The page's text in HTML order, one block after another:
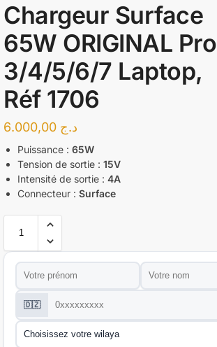
Chargeur Surface
65W ORIGINAL Pro
3/4/5/6/7 Laptop,
Réf 1706
د.ج
Puissance :65W
Tension de sortie :15V
Intensité de sortie :4A
Connecteur :Surface
Prénom Nom
Téléphone
🇩🇿
Wilaya*